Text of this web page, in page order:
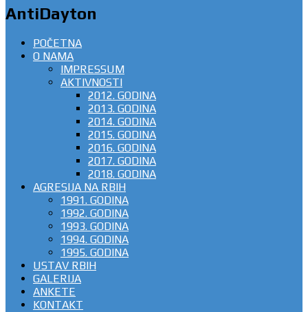
AntiDayton
POČETNA
O NAMA
IMPRESSUM
AKTIVNOSTI
2012. GODINA
2013. GODINA
2014. GODINA
2015. GODINA
2016. GODINA
2017. GODINA
2018. GODINA
AGRESIJA NA RBIH
1991. GODINA
1992. GODINA
1993. GODINA
1994. GODINA
1995. GODINA
USTAV RBIH
GALERIJA
ANKETE
KONTAKT